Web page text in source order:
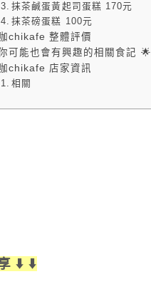
抹茶鹹蛋黃起司蛋糕 170元
抹茶磅蛋糕 100元
chikafe 整體評價
可能也會有興趣的相關食記 🌟
chikafe 店家資訊
相關
⬇️ ⬇️